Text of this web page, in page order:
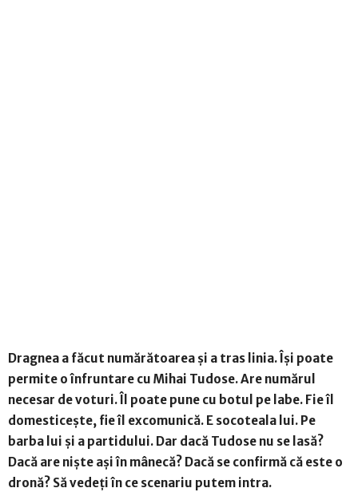
Dragnea a făcut numărătoarea și a tras linia. Își poate
permite o înfruntare cu Mihai Tudose. Are numărul
necesar de voturi. Îl poate pune cu botul pe labe. Fie îl
domesticește, fie îl excomunică. E socoteala lui. Pe
barba lui și a partidului. Dar dacă Tudose nu se lasă?
Dacă are niște ași în mânecă? Dacă se confirmă că este o
dronă? Să vedeți în ce scenariu putem intra.